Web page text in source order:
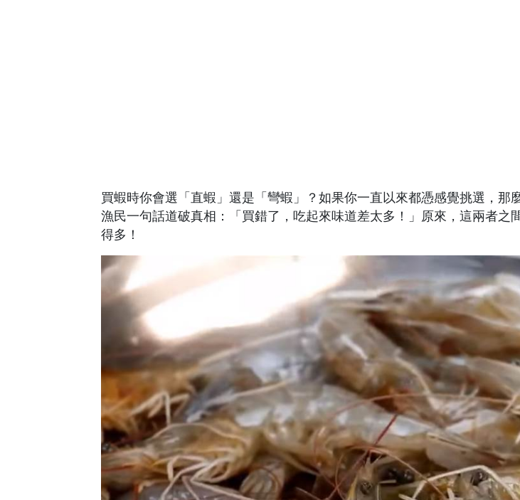
買蝦時你會選「直蝦」還是「彎蝦」？如果你一直以來都憑感覺挑選，那
漁民一句話道破真相：「買錯了，吃起來味道差太多！」原來，這兩者之
得多！